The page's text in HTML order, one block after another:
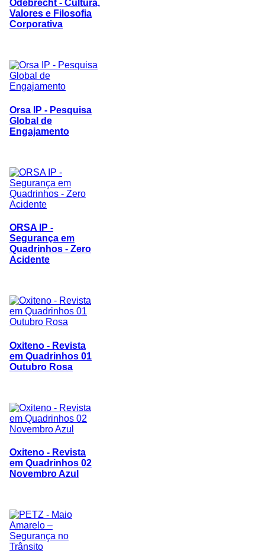
Odebrecht - Cultura,
Valores e Filosofia
Corporativa
Orsa IP - Pesquisa
Global de
Engajamento
ORSA IP -
Segurança em
Quadrinhos - Zero
Acidente
Oxiteno - Revista
em Quadrinhos 01
Outubro Rosa
Oxiteno - Revista
em Quadrinhos 02
Novembro Azul